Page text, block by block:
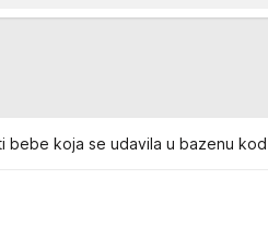
bebe koja se udavila u bazenu kod